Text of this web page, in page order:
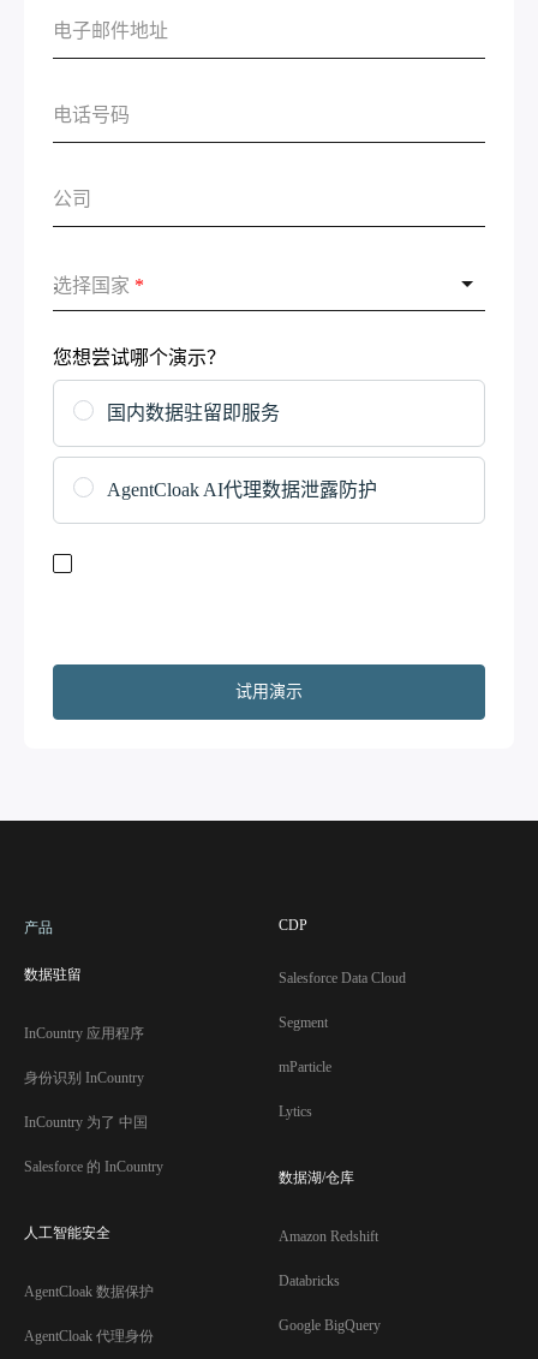
选择国家 *
您想尝试哪个演示？
国内数据驻留即服务
AgentCloak AI代理数据泄露防护
产品
数据驻留
InCountry 应用程序
身份识别 InCountry
InCountry 为了 中国
Salesforce 的 InCountry
人工智能安全
AgentCloak 数据保护
AgentCloak 代理身份
CDP
Salesforce Data Cloud
Segment
mParticle
Lytics
数据湖/仓库
Amazon Redshift
Databricks
Google BigQuery